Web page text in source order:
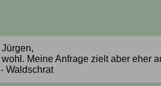
Meine Anfrage zielt aber eher
Waldschrat